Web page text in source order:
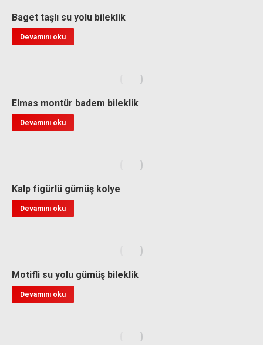
Baget taşlı su yolu bileklik
Devamını oku
Elmas montür badem bileklik
Devamını oku
Kalp figürlü gümüş kolye
Devamını oku
Motifli su yolu gümüş bileklik
Devamını oku